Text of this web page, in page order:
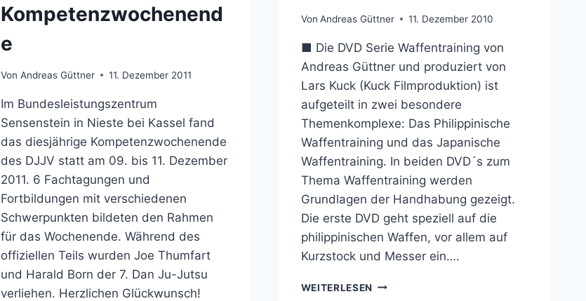
Kompetenzwochenend
e
Von Andreas Güttner 11. Dezember 2011
Im Bundesleistungszentrum
Sensenstein in Nieste bei Kassel fand
das diesjährige Kompetenzwochenende
des DJJV statt am 09. bis 11. Dezember
2011. 6 Fachtagungen und
Fortbildungen mit verschiedenen
Schwerpunkten bildeten den Rahmen
für das Wochenende. Während des
offiziellen Teils wurden Joe Thumfart
und Harald Born der 7. Dan Ju-Jutsu
verliehen. Herzlichen Glückwunsch!
Von Andreas Güttner 11. Dezember 2010
■ Die DVD Serie Waffentraining von
Andreas Güttner und produziert von
Lars Kuck (Kuck Filmproduktion) ist
aufgeteilt in zwei besondere
Themenkomplexe: Das Philippinische
Waffentraining und das Japanische
Waffentraining. In beiden DVD´s zum
Thema Waffentraining werden
Grundlagen der Handhabung gezeigt.
Die erste DVD geht speziell auf die
philippinischen Waffen, vor allem auf
Kurzstock und Messer ein….
WEITERLESEN NEUE